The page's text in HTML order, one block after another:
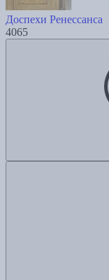
Доспехи Ренессанса
4065